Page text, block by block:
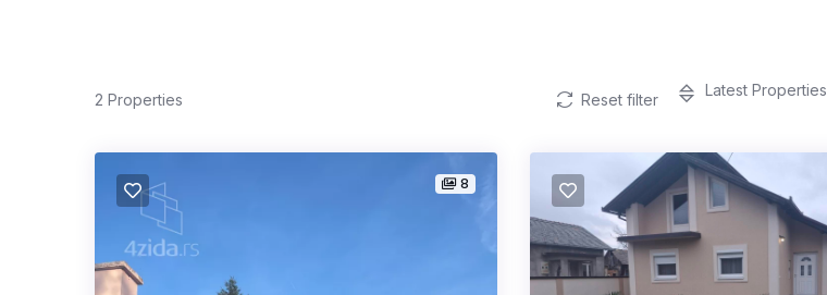
2 Properties Reset filter Latest Properties
8